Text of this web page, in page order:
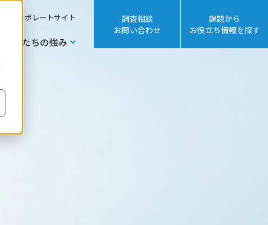
コーポレートサイト
私たちの強み
調査相談
お問い合わせ
課題から
お役立ち情報を探す